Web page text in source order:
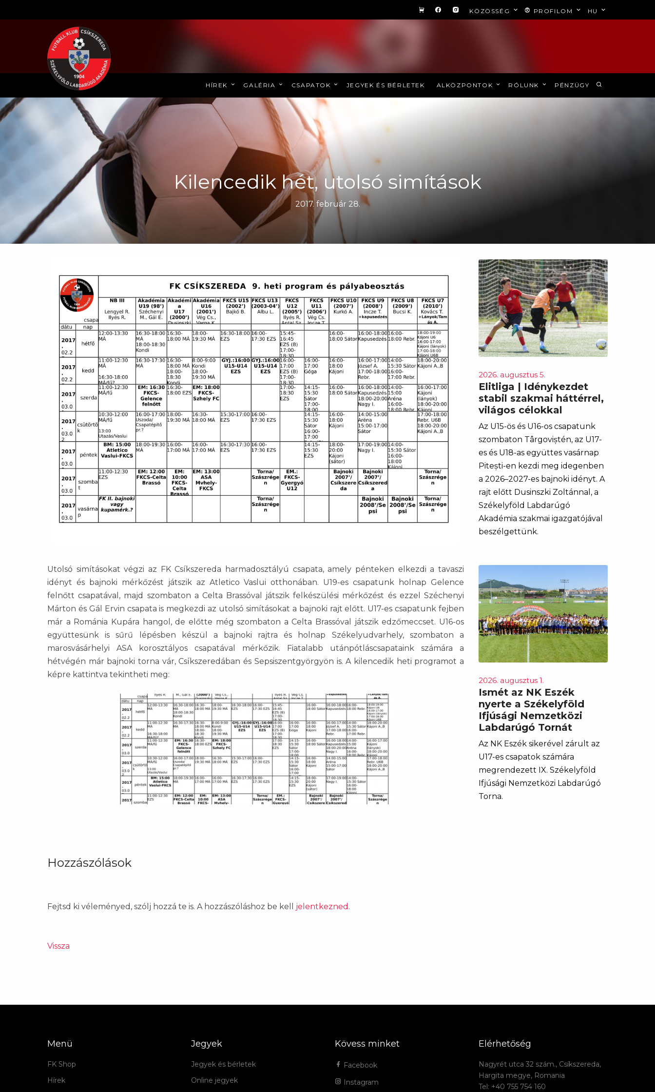
KÖZÖSSÉG PROFILOM HU
HÍREK GALÉRIA CSAPATOK JEGYEK ÉS BÉRLETEK ALKÖZPONTOK RÓLUNK PÉNZÜGY
Kilencedik hét, utolsó simítások
2017. február 28.
Utolsó simításokat végzi az FK Csíkszereda harmadosztályú csapata, amely pénteken elkezdi a tavaszi
idényt és bajnoki mérkőzést játszik az Atletico Vaslui otthonában. U19-es csapatunk holnap Gelence
felnőtt csapatával, majd szombaton a Celta Brassóval játszik felkészülési mérkőzést és ezzel Széchenyi
Márton és Gál Ervin csapata is megkezdi az utolsó simításokat a bajnoki rajt előtt. U17-es csapatunk fejben
már a Románia Kupára hangol, de előtte még szombaton a Celta Brassóval játszik edzőmeccset. U16-os
együttesünk is sűrű lépésben készül a bajnoki rajtra és holnap Székelyudvarhely, szombaton a
marosvásárhelyi ASA korosztályos csapatával mérkőzik. Fiatalabb utánpótláscsapataink számára a
hétvégén már bajnoki torna vár, Csíkszeredában és Sepsiszentgyörgyön is. A kilencedik heti programot a
képre kattintva tekintheti meg:
2026. augusztus 5.
Elitliga | Idénykezdet
stabil szakmai háttérrel,
világos célokkal
Az U15-ös és U16-os csapatunk
szombaton Târgoviștén, az U17-
es és U18-as együttes vasárnap
Pitești-en kezdi meg idegenben
a 2026–2027-es bajnoki idényt. A
rajt előtt Dusinszki Zoltánnal, a
Székelyföld Labdarúgó
Akadémia szakmai igazgatójával
beszélgettünk.
2026. augusztus 1.
Ismét az NK Eszék
nyerte a Székelyföld
Ifjúsági Nemzetközi
Labdarúgó Tornát
Az NK Eszék sikerével zárult az
U17-es csapatok számára
megrendezett IX. Székelyföld
Ifjúsági Nemzetközi Labdarúgó
Torna.
Hozzászólások
Fejtsd ki véleményed, szólj hozzá te is. A hozzászóláshoz be kell jelentkezned .
Vissza
Menü
FK Shop
Hírek
Jegyek
Jegyek és bérletek
Online jegyek
Kövess minket
Facebook
Instagram
Elérhetőség
Nagyrét utca 32 szám., Csíkszereda,
Hargita megye, Romania
Tel: +40 755 754 160